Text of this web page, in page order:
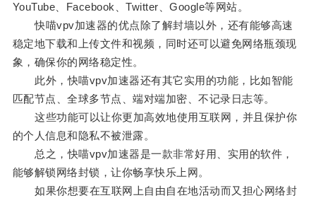
YouTube、Facebook、Twitter、Google等网站。
快喵vpv加速器的优点除了解封墙以外，还有能够高速
稳定地下载和上传文件和视频，同时还可以避免网络瓶颈现
象，确保你的网络稳定性。
此外，快喵vpv加速器还有其它实用的功能，比如智能
匹配节点、全球多节点、端对端加密、不记录日志等。
这些功能可以让你更加高效地使用互联网，并且保护你
的个人信息和隐私不被泄露。
总之，快喵vpv加速器是一款非常好用、实用的软件，
能够解锁网络封锁，让你畅享快乐上网。
如果你想要在互联网上自由自在地活动而又担心网络封